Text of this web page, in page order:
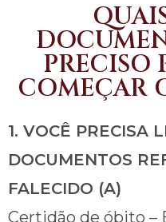
PRECISO
COMEÇAR
1. VOCÊ PRECISA
DOCUMENTOS
FALECIDO (A)
Certidão de óbito –